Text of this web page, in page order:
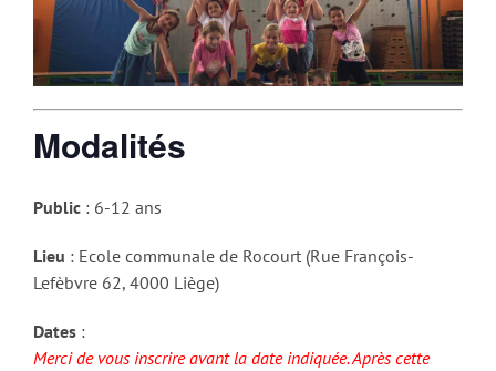
Modalités
Public : 6-12 ans
Lieu : Ecole communale de Rocourt (Rue François-
Lefèbvre 62, 4000 Liège)
Dates :
Merci de vous inscrire avant la date indiquée. Après cette